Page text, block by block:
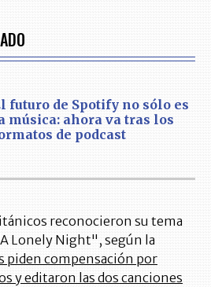
futuro de Spotify no sólo es
música: ahora va tras los
de podcast
reconocieron su tema
Lonely Night", según la
piden compensación por
y editaron las dos canciones